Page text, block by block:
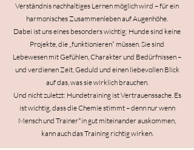
Verständnis nachhaltiges Lernen möglich wird – für ein
harmonisches Zusammenleben auf Augenhöhe.
​Dabei ist uns eines besonders wichtig: Hunde sind keine
Projekte, die „funktionieren“ müssen. Sie sind
Lebewesen mit Gefühlen, Charakter und Bedürfnissen –
und verdienen Zeit, Geduld und einen liebevollen Blick
auf das, was sie wirklich brauchen.
Und nicht zuletzt: Hundetraining ist Vertrauenssache. Es
ist wichtig, dass die Chemie stimmt – denn nur wenn
Mensch und Trainer*in gut miteinander auskommen,
kann auch das Training richtig wirken.